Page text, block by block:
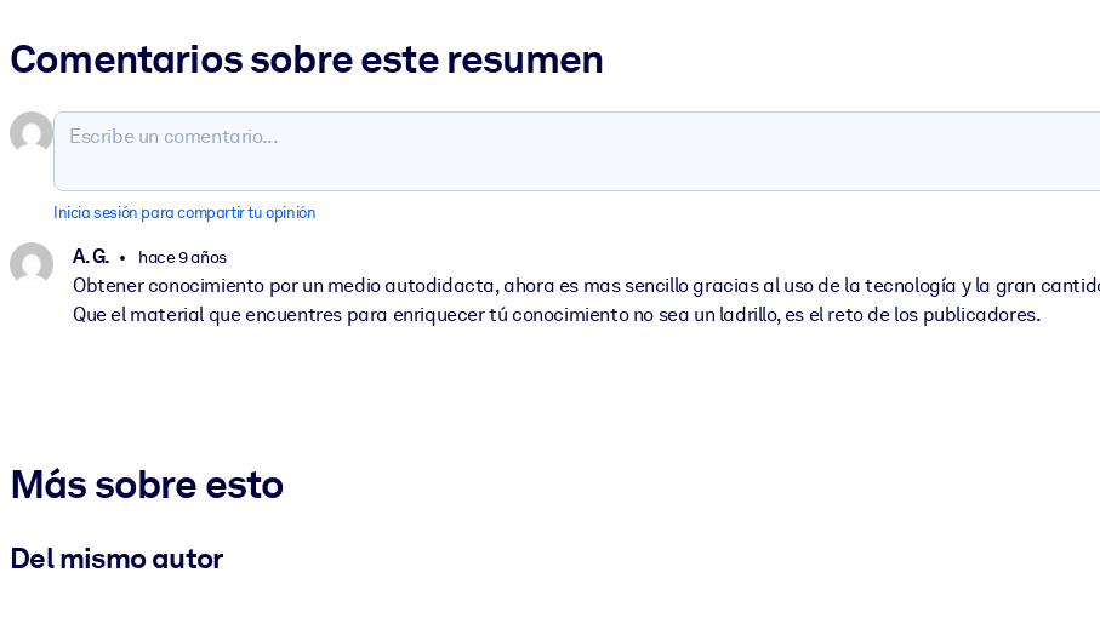
Comentarios sobre este resumen
Inicia sesión para compartir tu opinión
A. G. hace 9 años
Obtener conocimiento por un medio autodidacta, ahora es mas sencillo gracias al uso de la tecnología y la gran
Que el material que encuentres para enriquecer tú conocimiento no sea un ladrillo, es el reto de los publicadores.
Más sobre esto
Del mismo autor